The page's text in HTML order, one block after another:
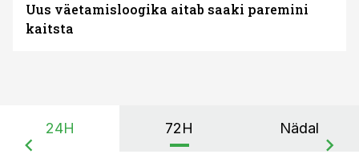
Uus väetamisloogika aitab saaki paremini
kaitsta
24H 72H Nädal